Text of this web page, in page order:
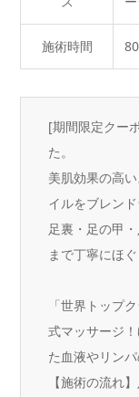
施術時間
[期間限定クー
た。
美肌効果の高
イルをブレン
足裏・足の甲
まで丁寧にほ
「世界トップ
式マッサージ
た血液やリン
【施術の流れ